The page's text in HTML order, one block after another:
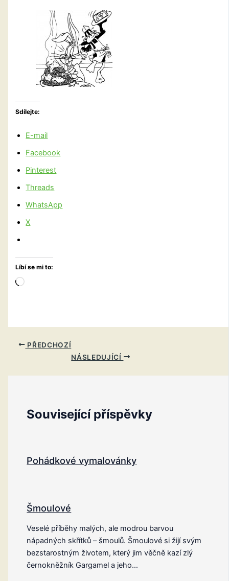
Sdílejte:
E-mail
Facebook
Pinterest
Threads
WhatsApp
X
Líbí se mi to:
Načítání…
PŘEDCHOZÍ
NÁSLEDUJÍCÍ
Související příspěvky
Pohádkové vymalovánky
Šmoulové
Veselé příběhy malých, ale modrou barvou
nápadných skřítků – šmoulů. Šmoulové si žijí svým
bezstarostným životem, který jim věčně kazí zlý
černokněžník Gargamel a jeho…